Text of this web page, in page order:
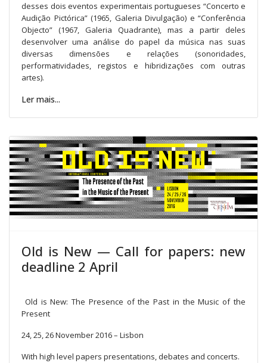
desses dois eventos experimentais portugueses “Concerto e
Audição Pictórica” (1965, Galeria Divulgação) e “Conferência
Objecto” (1967, Galeria Quadrante), mas a partir deles
desenvolver uma análise do papel da música nas suas
diversas dimensões e relações (sonoridades,
performatividades, registos e hibridizações com outras
artes).
Ler mais...
Old is New — Call for papers: new
deadline 2 April
Old is New: The Presence of the Past in the Music of the
Present
24, 25, 26 November 2016 – Lisbon
With high level papers presentations, debates and concerts.